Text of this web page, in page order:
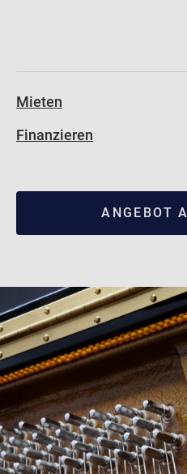
Mieten
Finanzieren
ANGEBOT